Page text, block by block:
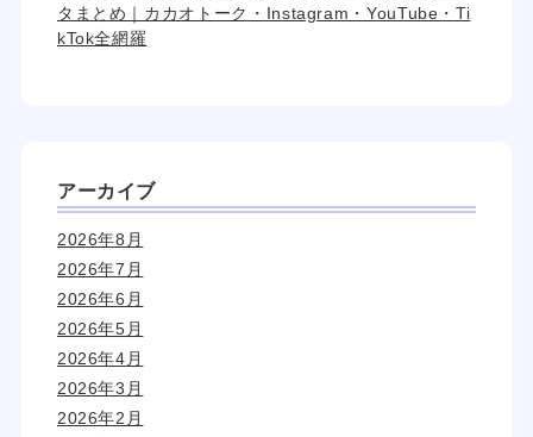
タまとめ｜カカオトーク・Instagram・YouTube・Ti
kTok全網羅
アーカイブ
2026年8月
2026年7月
2026年6月
2026年5月
2026年4月
2026年3月
2026年2月